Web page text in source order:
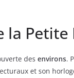
la Petite
des environs.
et son